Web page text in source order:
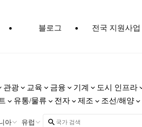
블로그
전국 지원사업
관광 교육 금융 기계 도시 인프라
유통/물류 전자 제조 조선/해양
아 유럽